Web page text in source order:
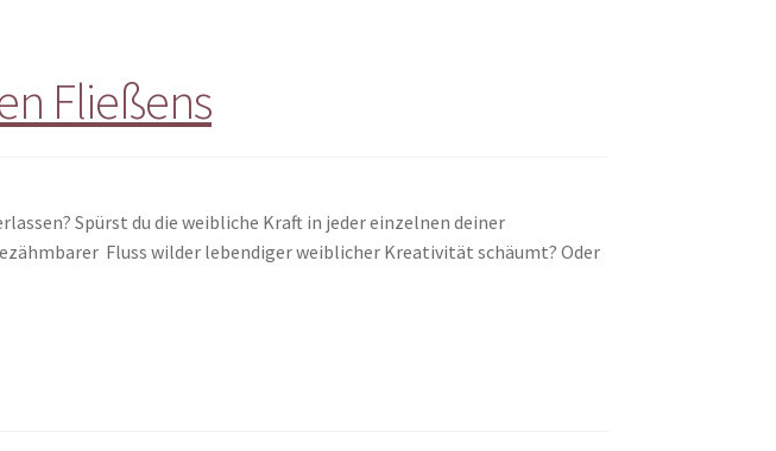
Fließens
Spürst du die weibliche Kraft in jeder einzelnen deiner
Fluss wilder lebendiger weiblicher Kreativität schäumt? Oder